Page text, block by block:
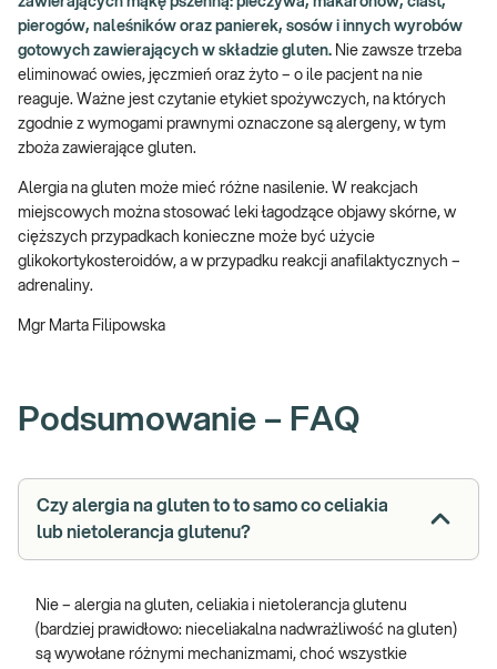
pierogów, naleśników oraz panierek, sosów i innych wyrobów
gotowych zawierających w składzie gluten. Nie zawsze trzeba
eliminować owies, jęczmień oraz żyto – o ile pacjent na nie
reaguje. Ważne jest czytanie etykiet spożywczych, na których
zgodnie z wymogami prawnymi oznaczone są alergeny, w tym
zboża zawierające gluten.
Alergia na gluten może mieć różne nasilenie. W reakcjach
miejscowych można stosować leki łagodzące objawy skórne, w
cięższych przypadkach konieczne może być użycie
glikokortykosteroidów, a w przypadku reakcji anafilaktycznych –
adrenaliny.
Mgr Marta Filipowska
Podsumowanie – FAQ
Czy alergia na gluten to to samo co celiakia
lub nietolerancja glutenu?
Nie – alergia na gluten, celiakia i nietolerancja glutenu
(bardziej prawidłowo: nieceliakalna nadwrażliwość na gluten)
są wywołane różnymi mechanizmami, choć wszystkie